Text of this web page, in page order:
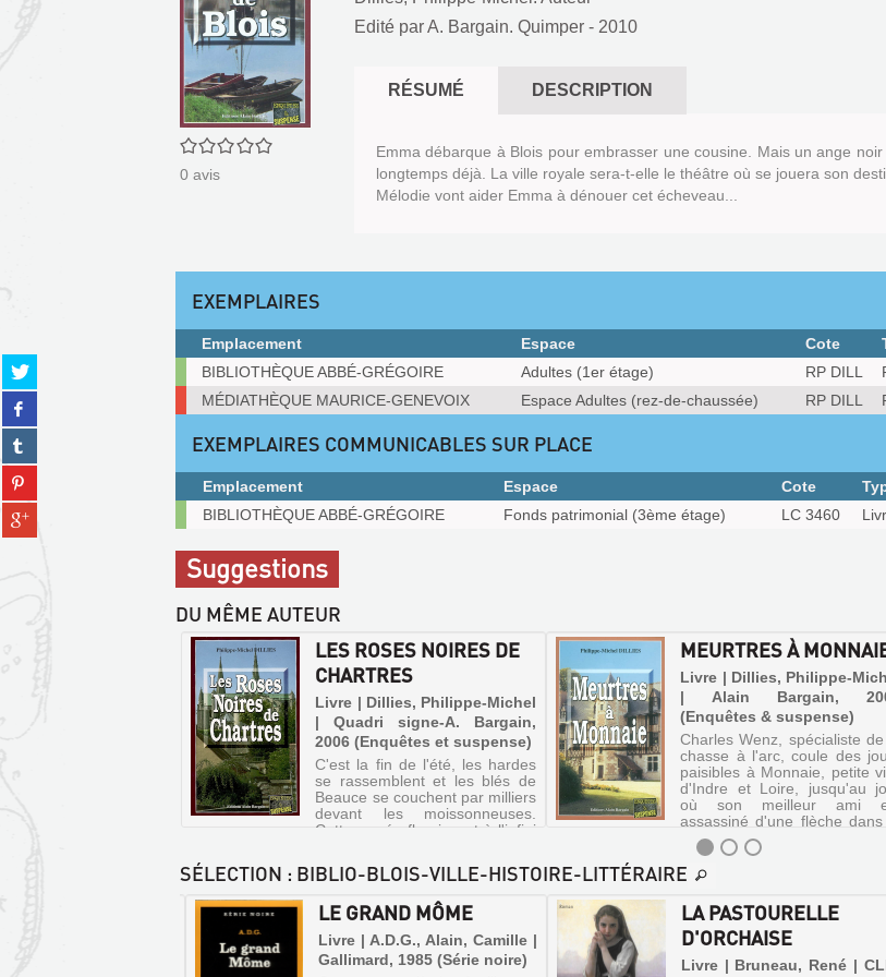
Partager
sur
twitter
(Nouvelle
fenêtre)
Partager
sur
facebook
(Nouvelle
fenêtre)
Partager
sur
tumblr
(Nouvelle
fenêtre)
Partager
sur
pinterest
(Nouvelle
Partager
sur
0/5
0 avis
Edité parA. Bargain. Quimper - 2010
RÉSUMÉ DESCRIPTION
Emma débarque à Blois pour embrasser une cousine. Mais un ange
longtemps déjà. La ville royale sera-t-elle le théâtre où se jouera son
Mélodie vont aider Emma à dénouer cet écheveau...
EXEMPLAIRES
Exemplaires
Emplacement Espace Cote
BIBLIOTHÈQUE ABBÉ-GRÉGOIRE
Adultes (1er étage) RP DILL
MÉDIATHÈQUE MAURICE-GENEVOIX
Espace Adultes (rez-de-chaussée) RP DILL
EXEMPLAIRES COMMUNICABLES SUR PLACE
Exemplaires
communicables
sur
place
Emplacement Espace Cote
BIBLIOTHÈQUE ABBÉ-GRÉGOIRE
Fonds patrimonial (3ème étage) LC 3460
Suggestions
DU MÊME AUTEUR
MEURTRES À
Livre | Dillies, Philippe-
| Alain Bargain,
(Enquêtes & suspense)
Charles Wenz, spécialiste
chasse à l'arc, coule des
paisibles à Monnaie, petite
d'Indre et Loire, jusqu'au
où son meilleur ami
assassiné d'une flèche dans
dos. C'est le début des
pour Wenz et l...
LES ROSES NOIRES DE
CHARTRES
Livre | Dillies, Philippe-Michel
| Quadri signe-A. Bargain,
2006 (Enquêtes et suspense)
C'est la fin de l'été, les hardes
se rassemblent et les blés de
Beauce se couchent par milliers
devant les moissonneuses.
Cette année fleurissent à l'infini
Signe des temps ?...
MEURTRES
SÉLECTION : BIBLIO-BLOIS-VILLE-HISTOIRE-LITTÉRAIRE
LA PASTOURELLE
D'ORCHAISE
Livre | Bruneau, René |
LE GRAND MÔME
Livre | A.D.G., Alain, Camille |
Gallimard, 1985 (Série noire)